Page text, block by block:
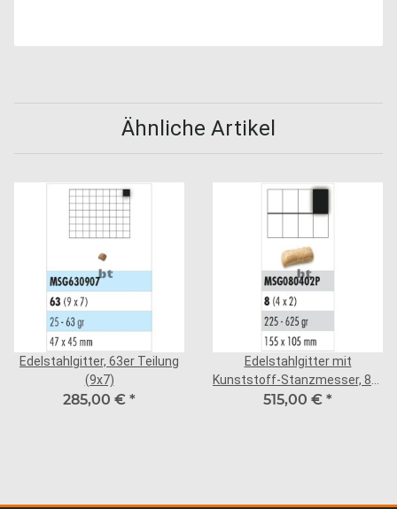
Ähnliche Artikel
Edelstahlgitter, 63er Teilung
(9x7)
285,00 € *
Edelstahlgitter mit
Kunststoff-Stanzmesser, 8er
Teilung (4x2 längs)
515,00 € *